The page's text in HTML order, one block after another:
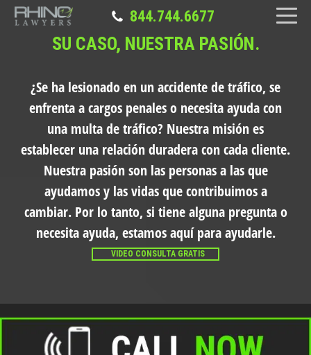
844.744.6677
SU CASO, NUESTRA PASIÓN.
¿Se ha lesionado en un accidente de tráfico, se
enfrenta a cargos penales o necesita ayuda con
una multa de tráfico? Nuestra misión es
establecer una relación duradera con cada cliente.
Nuestra pasión son las personas a las que
ayudamos y las vidas que contribuimos a
cambiar. Por lo tanto, si tiene alguna pregunta o
necesita ayuda, estamos aquí para ayudarle.
VIDEO CONSULTA GRATIS